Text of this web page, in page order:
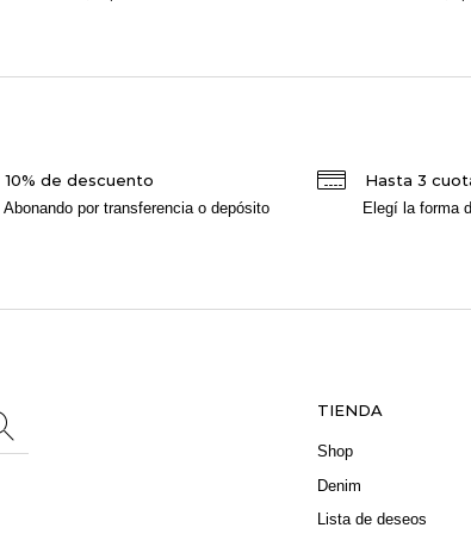
10% de descuento
Abonando por transferencia o depósito
Hasta 3
Elegí la forma
TIENDA
Shop
Denim
Lista de deseos